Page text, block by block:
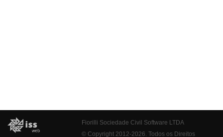
Fiorilli Sociedade Civil Software LTDA
© Copyright 2012-2026. Todos os Direitos